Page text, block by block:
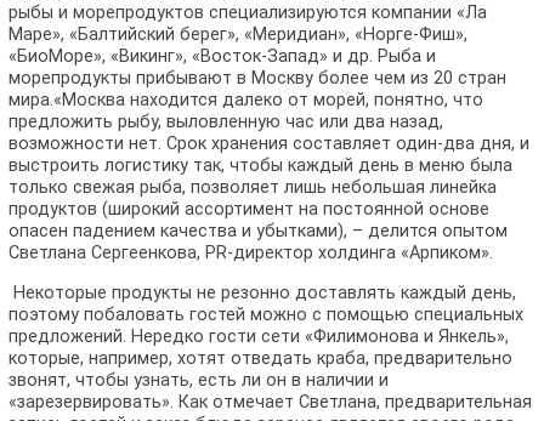
рыбы и морепродуктов специализируются компании «Ла
Маре», «Балтийский берег», «Меридиан», «Норге-Фиш»,
«БиоМоре», «Викинг», «Восток-Запад» и др. Рыба и
морепродукты прибывают в Москву более чем из 20 стран
мира.«Москва находится далеко от морей, понятно, что
предложить рыбу, выловленную час или два назад,
возможности нет. Срок хранения составляет один-два дня, и
выстроить логистику так, чтобы каждый день в меню была
только свежая рыба, позволяет лишь небольшая линейка
продуктов (широкий ассортимент на постоянной основе
опасен падением качества и убытками), – делится опытом
Светлана Сергеенкова, PR-директор холдинга «Арпиком».
Некоторые продукты не резонно доставлять каждый день,
поэтому побаловать гостей можно с помощью специальных
предложений. Нередко гости сети «Филимонова и Янкель»,
которые, например, хотят отведать краба, предварительно
звонят, чтобы узнать, есть ли он в наличии и
«зарезервировать». Как отмечает Светлана, предварительная